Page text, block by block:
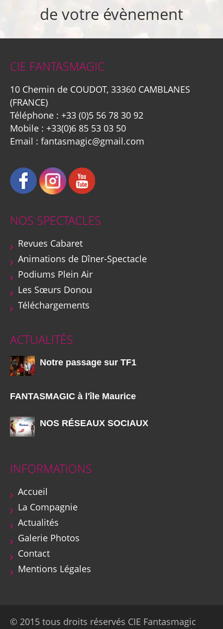
de votre évènement
CIE FANTASMAGIC
10 Chemin de COUDOT, 33360 CAMBLANES
(FRANCE)
Téléphone : +33 (0)5 56 78 30 92
Mobile : +33(0)6 85 53 03 50
Email : fantasmagic@gmail.com
NOS SPECTACLES
Revues Cabaret
Animations de Dîner-Spectacle
Podiums Plein Air
Les Sœurs Donou
Téléchargements
ACTUALITÉS
Notre passage sur TF1
FANTASMAGIC à l'île Maurice
NOS RÉSEAUX SOCIAUX
INFORMATIONS
Accueil
La Compagnie
Actualités
Galerie Photos
Contact
Mentions Légales
© 2015 tous droits réservés CIE Fantasmagic